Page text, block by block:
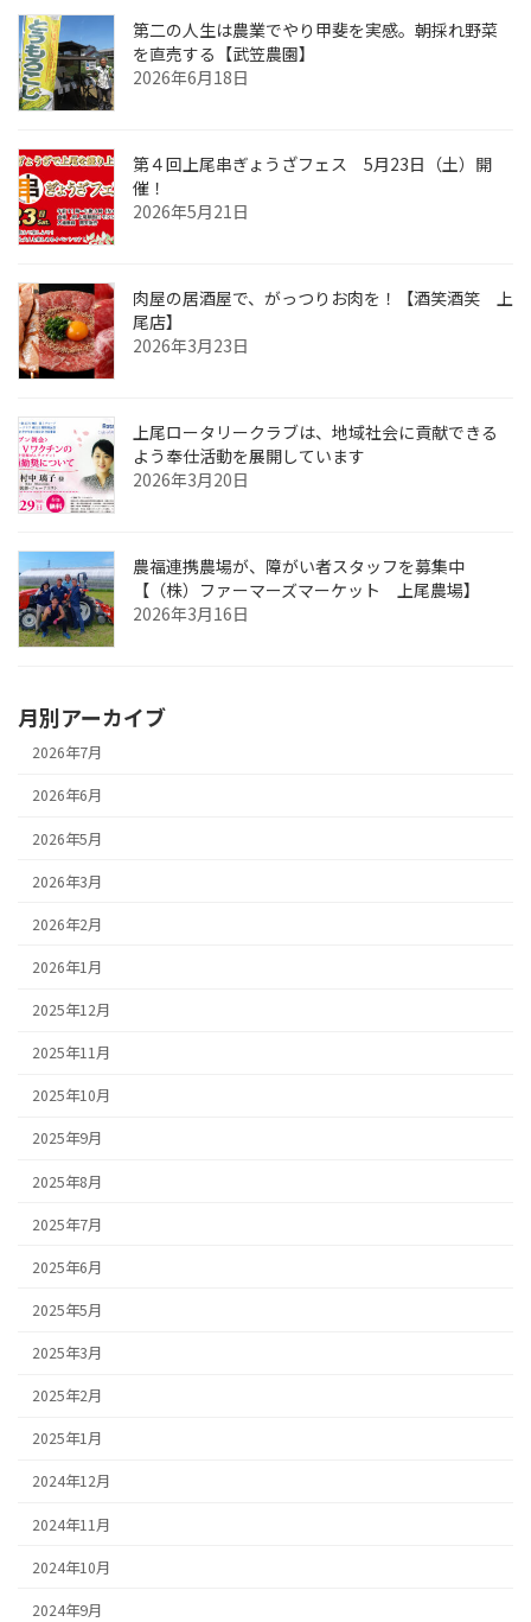
第二の人生は農業でやり甲斐を実感。朝採れ野菜
を直売する【武笠農園】
2026年6月18日
第４回上尾串ぎょうざフェス 5月23日（土）開
催！
2026年5月21日
肉屋の居酒屋で、がっつりお肉を！【酒笑酒笑 上
尾店】
2026年3月23日
上尾ロータリークラブは、地域社会に貢献できる
よう奉仕活動を展開しています
2026年3月20日
農福連携農場が、障がい者スタッフを募集中
【（株）ファーマーズマーケット 上尾農場】
2026年3月16日
月別アーカイブ
2026年7月
2026年6月
2026年5月
2026年3月
2026年2月
2026年1月
2025年12月
2025年11月
2025年10月
2025年9月
2025年8月
2025年7月
2025年6月
2025年5月
2025年3月
2025年2月
2025年1月
2024年12月
2024年11月
2024年10月
2024年9月